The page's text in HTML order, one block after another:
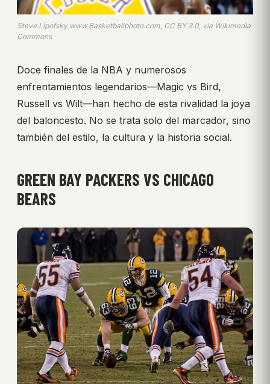
Steve Lipofsky www.Basketballphoto.com, CC BY 3.0, via Wikimedia
Commons
Doce finales de la NBA y numerosos
enfrentamientos legendarios—Magic vs Bird,
Russell vs Wilt—han hecho de esta rivalidad la joya
del baloncesto. No se trata solo del marcador, sino
también del estilo, la cultura y la historia social.
GREEN BAY PACKERS VS CHICAGO
BEARS